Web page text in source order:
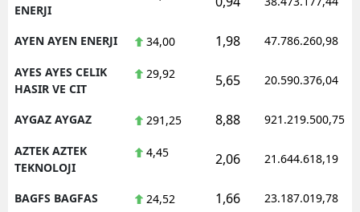
ENERJI
AYEN AYEN ENERJI 34,00 1,98 47.786.260,98
AYES AYES CELIK
HASIR VE CIT
29,92 5,65 20.590.376,04
AYGAZ AYGAZ 291,25 8,88 921.219.500,75
AZTEK AZTEK
TEKNOLOJI
4,45 2,06 21.644.618,19
BAGFS BAGFAS 24,52 1,66 23.187.019,78